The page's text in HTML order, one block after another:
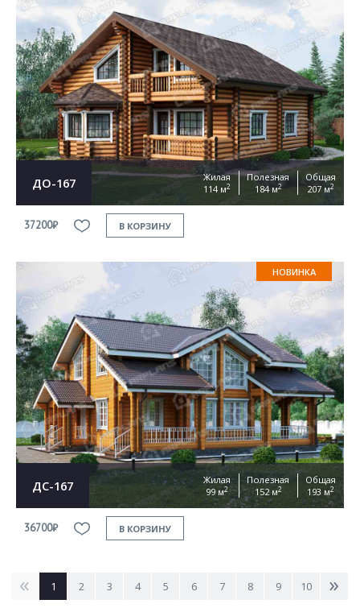
ДО-167
Жилая
114 м2
Полезная
184 м2
Общая
207 м2
37200₽ В КОРЗИНУ
НОВИНКА
ДС-167
Жилая
99 м2
Полезная
152 м2
Общая
193 м2
36700₽ В КОРЗИНУ
< 1 2 3 4 5 6 7 8 9 10 >